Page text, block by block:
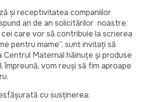
și receptivitatea companiilor
an de an solicitărilor noastre.
care vor să contribuie la scrierea
pentru mame”, sunt invitați să
Centrul Maternal hăinuțe și produse
împreună, vom reuși să fim aproape
cu susținerea: